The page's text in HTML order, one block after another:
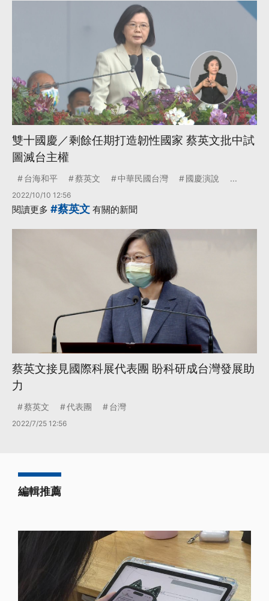
雙十國慶／剩餘任期打造韌性國家 蔡英文批中試
圖滅台主權
台海和平 蔡英文 中華民國台灣 國慶演說 ...
2022/10/10 12:56
閱讀更多 #蔡英文 有關的新聞
蔡英文接見國際科展代表團 盼科研成台灣發展助
力
蔡英文 代表團 台灣
2022/7/25 12:56
編輯推薦